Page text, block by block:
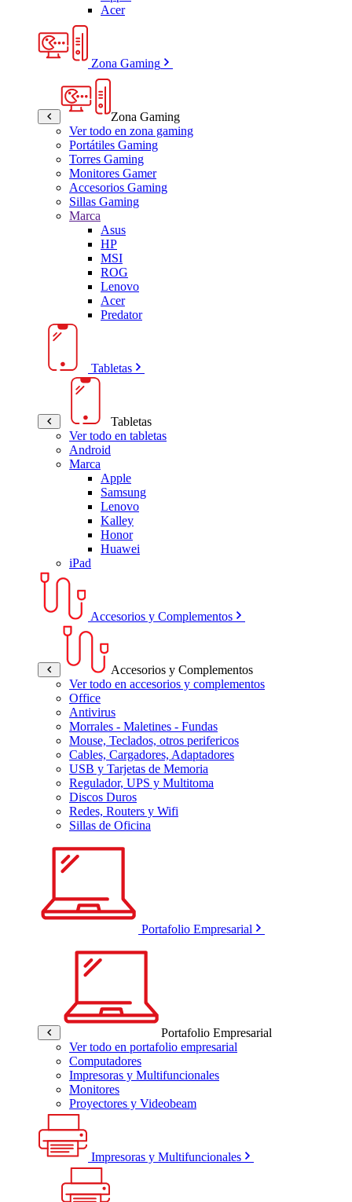
Acer
Zona Gaming
Zona Gaming
Ver todo en zona gaming
Portátiles Gaming
Torres Gaming
Monitores Gamer
Accesorios Gaming
Sillas Gaming
Marca
Asus
HP
MSI
ROG
Lenovo
Acer
Predator
Tabletas
Tabletas
Ver todo en tabletas
Android
Marca
Apple
Samsung
Lenovo
Kalley
Honor
Huawei
iPad
Accesorios y Complementos
Accesorios y Complementos
Ver todo en accesorios y complementos
Office
Antivirus
Morrales - Maletines - Fundas
Mouse, Teclados, otros perifericos
Cables, Cargadores, Adaptadores
USB y Tarjetas de Memoria
Regulador, UPS y Multitoma
Discos Duros
Redes, Routers y Wifi
Sillas de Oficina
Portafolio Empresarial
Portafolio Empresarial
Ver todo en portafolio empresarial
Computadores
Impresoras y Multifuncionales
Monitores
Proyectores y Videobeam
Impresoras y Multifuncionales